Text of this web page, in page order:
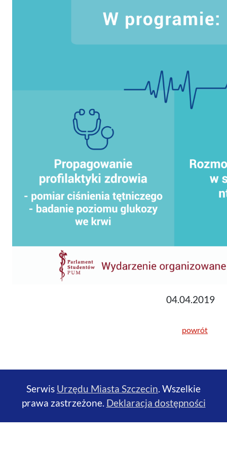
04.04.2019
powrót
Serwis Urzędu Miasta Szczecin. Wszelkie
prawa zastrzeżone. Deklaracja dostępności